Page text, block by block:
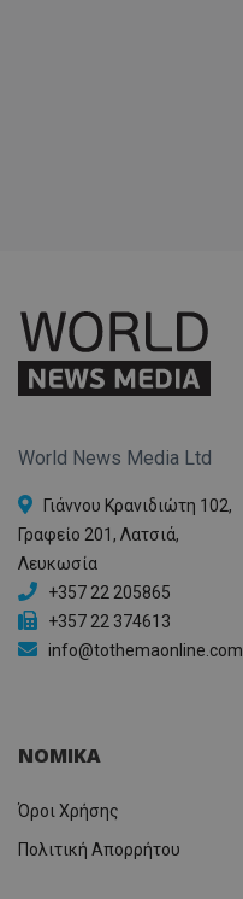
World News Media Ltd
Γιάννου Κρανιδιώτη 102,
Γραφείο 201, Λατσιά,
Λευκωσία
+357 22 205865
+357 22 374613
info@tothemaonline.com
ΝΟΜΙΚΑ
Όροι Χρήσης
Πολιτική Απορρήτου